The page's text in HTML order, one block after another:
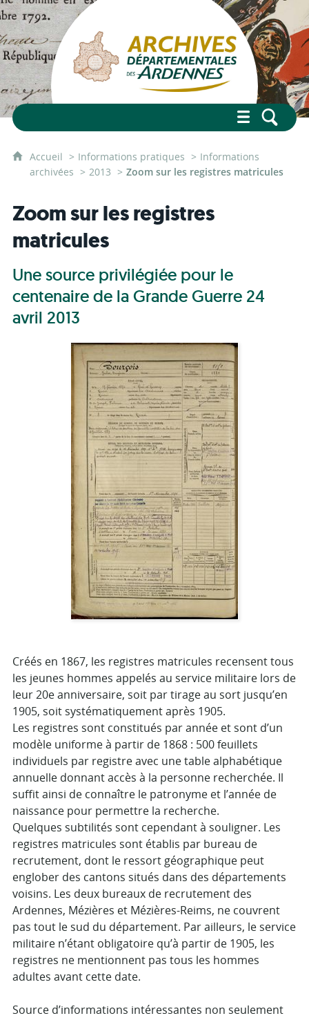
Accueil Informations pratiques
Informations
archivées
2013 Zoom sur les registres matricules
Zoom sur les registres
matricules
Une source privilégiée pour le
centenaire de la Grande Guerre 24
avril 2013
Créés en 1867, les registres matricules recensent tous
les jeunes hommes appelés au service militaire lors de
leur 20e anniversaire, soit par tirage au sort jusqu’en
1905, soit systématiquement après 1905.
Les registres sont constitués par année et sont d’un
modèle uniforme à partir de 1868 : 500 feuillets
individuels par registre avec une table alphabétique
annuelle donnant accès à la personne recherchée. Il
suffit ainsi de connaître le patronyme et l’année de
naissance pour permettre la recherche.
Quelques subtilités sont cependant à souligner. Les
registres matricules sont établis par bureau de
recrutement, dont le ressort géographique peut
englober des cantons situés dans des départements
voisins. Les deux bureaux de recrutement des
Ardennes, Mézières et Mézières-Reims, ne couvrent
pas tout le sud du département. Par ailleurs, le service
militaire n’étant obligatoire qu’à partir de 1905, les
registres ne mentionnent pas tous les hommes
adultes avant cette date.
Source d’informations intéressantes non seulement